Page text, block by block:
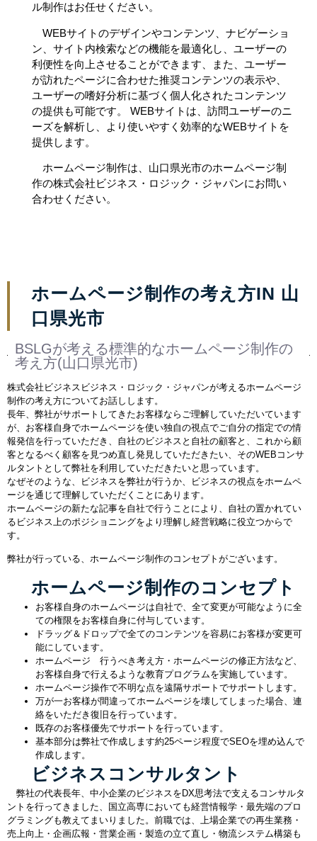
ル制作はお任せください。
WEBサイトのデザインやコンテンツ、ナビゲーショ
ン、サイト内検索などの機能を最適化し、ユーザーの
利便性を向上させることができます、また、ユーザー
が訪れたページに合わせた推奨コンテンツの表示や、
ユーザーの嗜好分析に基づく個人化されたコンテンツ
の提供も可能です。 WEBサイトは、訪問ユーザーのニ
ーズを解析し、より使いやすく効率的なWEBサイトを
提供します。
ホームページ制作は、山口県光市のホームページ制
作の株式会社ビジネス・ロジック・ジャパンにお問い
合わせください。
ホームページ制作の考え方IN 山
口県光市
BSLGが考える標準的なホームページ制作の
考え方(山口県光市)
株式会社ビジネスビジネス・ロジック・ジャパンが考えるホームページ
制作の考え方についてお話しします。
長年、弊社がサポートしてきたお客様ならご理解していただいています
が、お客様自身でホームページを使い独自の視点でご自分の指定での情
報発信を行っていただき、自社のビジネスと自社の顧客と、これから顧
客となるべく顧客を見つめ直し発見していただきたい、そのWEBコンサ
ルタントとして弊社を利用していただきたいと思っています。
なぜそのような、ビジネスを弊社が行うか、ビジネスの視点をホームペ
ージを通じて理解していただくことにあります。
ホームページの新たな記事を自社で行うことにより、自社の置かれてい
るビジネス上のポジショニングをより理解し経営戦略に役立つからで
す。
弊社が行っている、ホームページ制作のコンセプトがございます。
ホームページ制作のコンセプト
お客様自身のホームページは自社で、全て変更が可能なように全
ての権限をお客様自身に付与しています。
ドラッグ＆ドロップで全てのコンテンツを容易にお客様が変更可
能にしています。
ホームページ 行うべき考え方・ホームページの修正方法など、
お客様自身で行えるような教育プログラムを実施しています。
ホームページ操作で不明な点を遠隔サポートでサポートします。
万が一お客様が間違ってホームページを壊してしまった場合、連
絡をいただき復旧を行っています。
既存のお客様優先でサポートを行っています。
基本部分は弊社で作成します約25ページ程度でSEOを埋め込んで
作成します。
ビジネスコンサルタント
弊社の代表長年、中小企業のビジネスをDX思考法で支えるコンサルタ
ントを行ってきました、国立高専においても経営情報学・最先端のプロ
グラミングも教えてまいりました。前職では、上場企業での再生業務・
売上向上・企画広報・営業企画・製造の立て直し・物流システム構築も